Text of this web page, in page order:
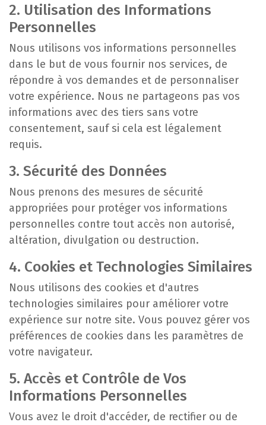
2. Utilisation des Informations
Personnelles
Nous utilisons vos informations personnelles
dans le but de vous fournir nos services, de
répondre à vos demandes et de personnaliser
votre expérience. Nous ne partageons pas vos
informations avec des tiers sans votre
consentement, sauf si cela est légalement
requis.
3. Sécurité des Données
Nous prenons des mesures de sécurité
appropriées pour protéger vos informations
personnelles contre tout accès non autorisé,
altération, divulgation ou destruction.
4. Cookies et Technologies Similaires
Nous utilisons des cookies et d'autres
technologies similaires pour améliorer votre
expérience sur notre site. Vous pouvez gérer vos
préférences de cookies dans les paramètres de
votre navigateur.
5. Accès et Contrôle de Vos
Informations Personnelles
Vous avez le droit d'accéder, de rectifier ou de